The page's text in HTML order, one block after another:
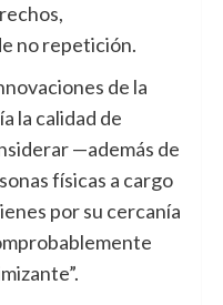
no repetición.
de la
la calidad de
—además de
físicas a cargo
por su cercanía